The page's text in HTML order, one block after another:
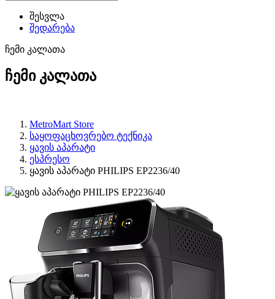
შესვლა
შედარება
ჩემი კალათა
ჩემი კალათა
MetroMart Store
საყოფაცხოვრებო ტექნიკა
ყავის აპარატი
ესპრესო
ყავის აპარატი PHILIPS EP2236/40